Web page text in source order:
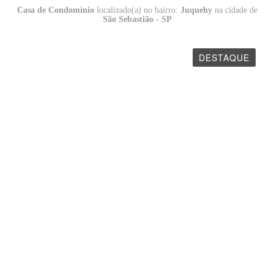
Casa de Condomíniolocalizado(a) no bairro: Juquehyna cidade de
São Sebastião - SP
DESTAQUE